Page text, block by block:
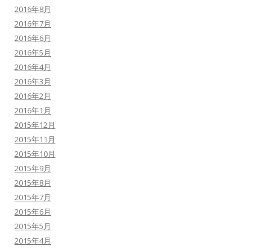
2016年8月
2016年7月
2016年6月
2016年5月
2016年4月
2016年3月
2016年2月
2016年1月
2015年12月
2015年11月
2015年10月
2015年9月
2015年8月
2015年7月
2015年6月
2015年5月
2015年4月